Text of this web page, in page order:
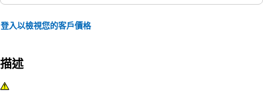
登入以檢視您的客戶價格
描述